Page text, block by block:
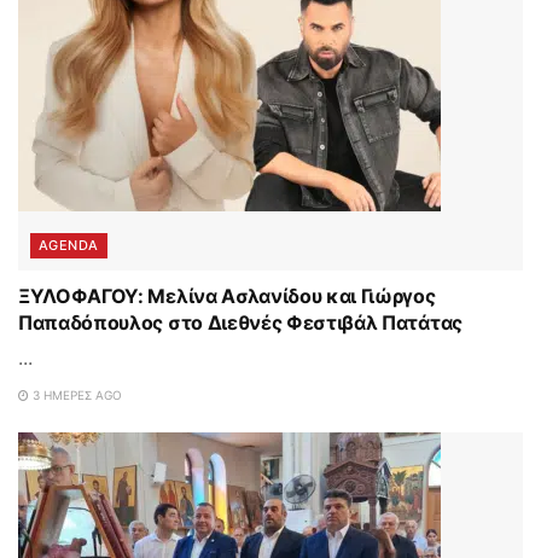
AGENDA
ΞΥΛΟΦΑΓΟΥ: Μελίνα Ασλανίδου και Γιώργος
Παπαδόπουλος στο Διεθνές Φεστιβάλ Πατάτας
...
3 ΗΜΈΡΕΣ AGO